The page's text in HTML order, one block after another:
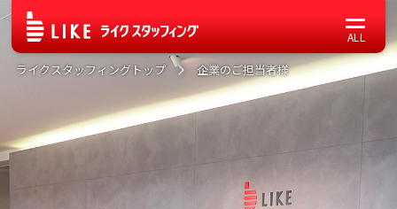
ライクスタッフィングトップ 企業のご担当者様